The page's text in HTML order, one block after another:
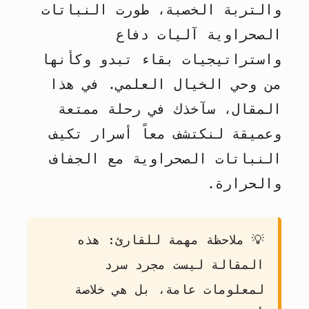
والتربة الخصبة، طورت النباتات
الصحراوية آليات دفاع
واستراتيجيات بقاء تبدو وكأنها
من وحي الخيال العلمي. في هذا
المقال، سآخذك في رحلة ممتعة
وعميقة لنكتشف معاً أسرار تكيف
النباتات الصحراوية مع الجفاف
والحرارة.
💡 ملاحظة مهمة للقارئ:
هذه
المقالة ليست مجرد سرد
لمعلومات عامة، بل هي خلاصة